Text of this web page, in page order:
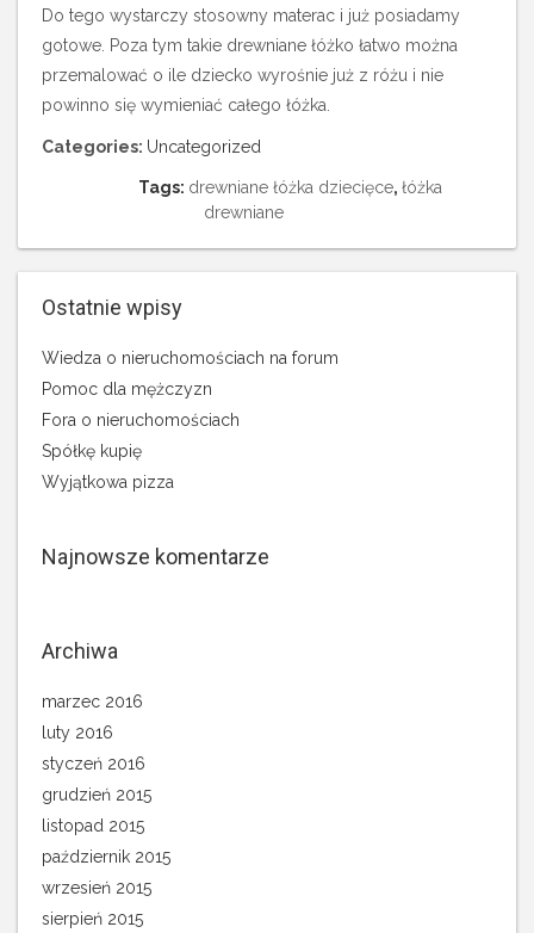
Do tego wystarczy stosowny materac i już posiadamy
gotowe. Poza tym takie drewniane łóżko łatwo można
przemalować o ile dziecko wyrośnie już z różu i nie
powinno się wymieniać całego łóżka.
Categories: Uncategorized
Tags: drewniane łóżka dziecięce, łóżka
drewniane
Ostatnie wpisy
Wiedza o nieruchomościach na forum
Pomoc dla mężczyzn
Fora o nieruchomościach
Spółkę kupię
Wyjątkowa pizza
Najnowsze komentarze
Archiwa
marzec 2016
luty 2016
styczeń 2016
grudzień 2015
listopad 2015
październik 2015
wrzesień 2015
sierpień 2015